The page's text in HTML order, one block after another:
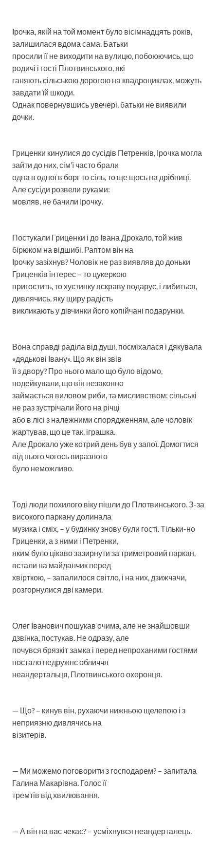
Ірочка, якій на той момент було вісімнадцять років,
залишилася вдома сама. Батьки
просили її не виходити на вулицю, побоюючись, що
родичі і гості Плотвинського, які
ганяють сільською дорогою на квадроциклах, можуть
завдати їй шкоди.
Однак повернувшись увечері, батьки не виявили
дочки.
Гриценки кинулися до сусідів Петренків, Ірочка могла
зайти до них, сім’ї часто брали
одна в одної в борг то сіль, то ще щось на дрібниці.
Але сусіди розвели руками:
мовляв, не бачили Ірочку.
Постукали Гриценки і до Івана Дрокало, той жив
бірюком на відшибі. Раптом він на
Ірочку зазіхнув? Чоловік не раз виявляв до доньки
Гриценків інтерес – то цукеркою
пригостить, то хустинку яскраву подарує, і либиться,
дивлячись, яку щиру радість
викликають у дівчинки його копійчані подарунки.
Вона справді раділа від душі, посміхалася і дякувала
«дядькові Івану». Що як він звів
її з двору? Про нього мало що було відомо,
подейкували, що він незаконно
займається виловом риби, та мисливством: сільські
не раз зустрічали його на річці
або в лісі з належними спорядженням, але чоловік
жартував, що це так, іграшка.
Але Дрокало уже котрий день був у запої. Домогтися
від нього чогось виразного
було неможливо.
Тоді люди похилого віку пішли до Плотвинського. З-за
високого паркану долинала
музика і сміх, – у будинку знову були гості. Тільки-но
Гриценки, а з ними і Петренки,
яким було цікаво зазирнути за триметровий паркан,
встали на майданчик перед
хвірткою, – запалилося світло, і на них, дзижчачи,
розгорнулися дві камери.
Олег Іванович пошукав очима, але не знайшовши
дзвінка, постукав. Не одразу, але
почувся брязкіт замка і перед непроханими гостями
постало недружнє обличчя
неандертальця, Плотвинського охоронця.
— Що? – кинув він, рухаючи нижньою щелепою і з
неприязню дивлячись на
візитерів.
— Ми можемо поговорити з господарем? – запитала
Галина Макарівна. Голос її
тремтів від хвилювання.
— А він на вас чекає? – усміхнувся неандерталець.